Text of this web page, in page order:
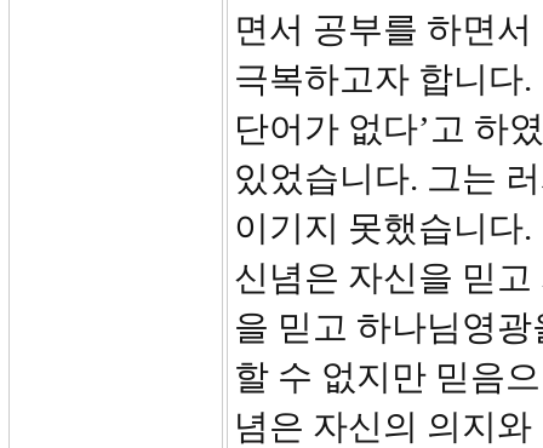
면서 공부를 하면
극복하고자 합니다
단어가 없다’고 하
있었습니다. 그는
이기지 못했습니다
신념은 자신을 믿
을 믿고 하나님영
할 수 없지만 믿음
념은 자신의 의지